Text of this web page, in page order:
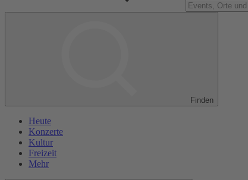
Finden
Heute
Konzerte
Kultur
Freizeit
Mehr